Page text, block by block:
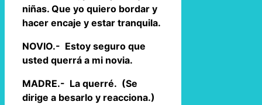
niñas. Que yo quiero bordar y
hacer encaje y estar tranquila.
NOVIO.- Estoy seguro que
usted querrá a mi novia.
MADRE.- La querré. (Se
dirige a besarlo y reacciona.)